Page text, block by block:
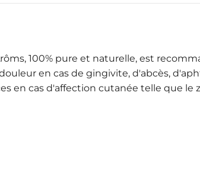
100% pure et naturelle, est
en cas de gingivite, d'abcès,
en cas d'affection cutanée telle que le